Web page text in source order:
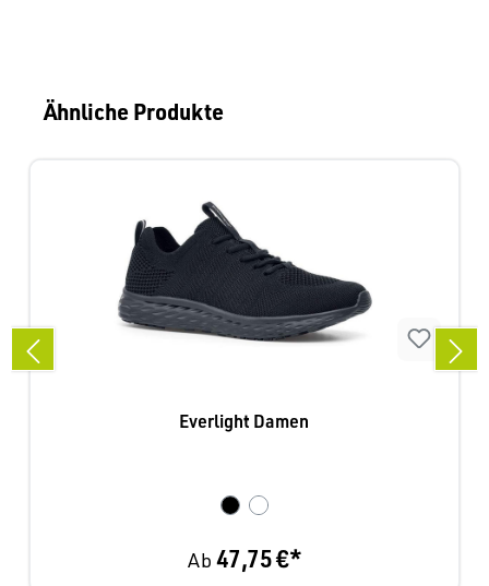
Produktgalerie überspringen
Ähnliche Produkte
Everlight Damen
Ab 47,75 €*